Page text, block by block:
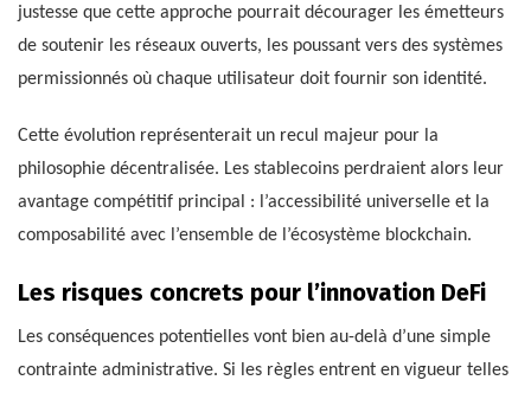
justesse que cette approche pourrait décourager les émetteurs
de soutenir les réseaux ouverts, les poussant vers des systèmes
permissionnés où chaque utilisateur doit fournir son identité.
Cette évolution représenterait un recul majeur pour la
philosophie décentralisée. Les stablecoins perdraient alors leur
avantage compétitif principal : l’accessibilité universelle et la
composabilité avec l’ensemble de l’écosystème blockchain.
Les risques concrets pour l’innovation DeFi
Les conséquences potentielles vont bien au-delà d’une simple
contrainte administrative. Si les règles entrent en vigueur telles